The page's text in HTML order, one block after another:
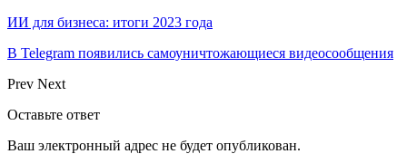
ИИ для бизнеса: итоги 2023 года
В Telegram появились самоуничтожающиеся видеосообщения
Prev Next
Оставьте ответ
Ваш электронный адрес не будет опубликован.